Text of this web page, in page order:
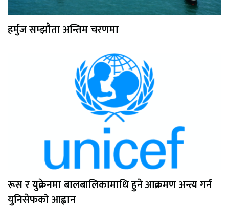
हर्मुज सम्झौता अन्तिम चरणमा
रूस र युक्रेनमा बालबालिकामाथि हुने आक्रमण अन्त्य गर्न
युनिसेफको आह्वान